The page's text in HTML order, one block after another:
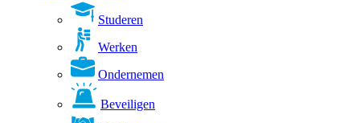
Studeren
Werken
Ondernemen
Beveiligen